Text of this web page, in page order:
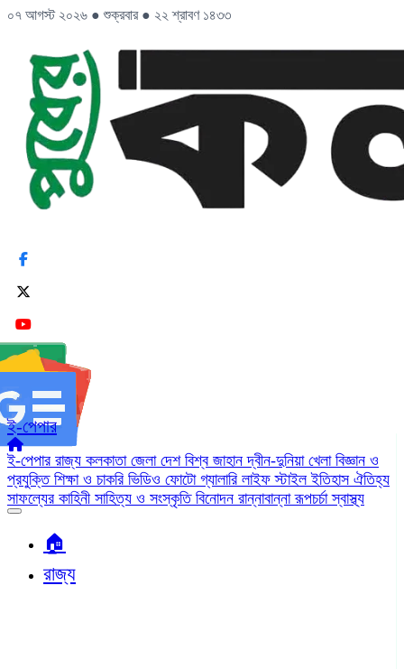
০৭ আগস্ট ২০২৬ ● শুক্রবার ● ২২ শ্রাবণ ১৪৩৩
ই-পেপার
ই-পেপার রাজ্য কলকাতা জেলা দেশ বিশ্ব জাহানদ্বীন-দুনিয়া খেলা বিজ্ঞান ও
প্রযুক্তি শিক্ষা ও চাকরি ভিডিও ফোটো গ্যালারি লাইফ স্টাইলইতিহাস ঐতিহ্য
সাফল্যের কাহিনী সাহিত্য ও সংস্কৃতি বিনোদন রান্নাবান্নারূপচর্চাস্বাস্থ্য
🏠︎
রাজ্য